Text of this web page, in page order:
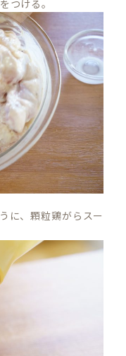
つける。
に、顆粒鶏がらスー